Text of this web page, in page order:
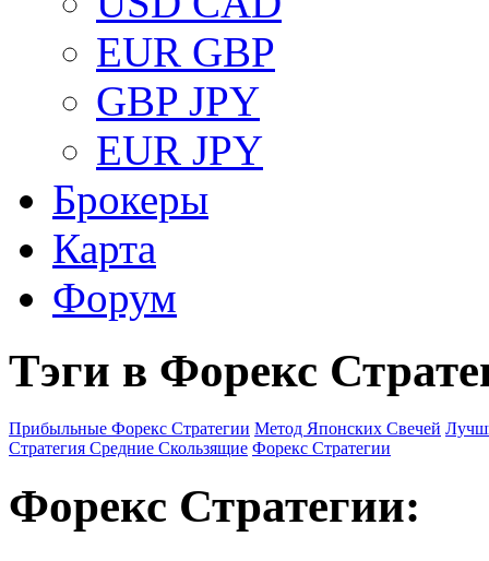
EUR GBP
GBP JPY
EUR JPY
Брокеры
Карта
Форум
Тэги в Форекс
Прибыльные Форекс Стратегии Метод Японских Свечей
Стратегия Средние Скользящие Форекс Стратегии
Форекс Стратегии: